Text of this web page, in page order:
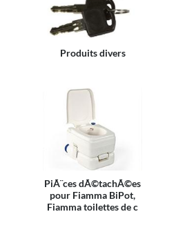
Produits divers
PiÃ¨ces dÃ©tachÃ©es
pour Fiamma BiPot,
Fiamma toilettes de c